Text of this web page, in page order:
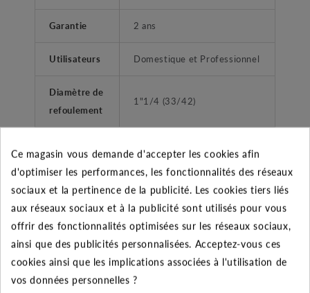
Garantie 2 ans
Utilisateurs Domestique et Professionnel
Diamètre de
refoulement
1"1/4 (33/42)
Type liquide
solides ou abrasifs, non
agressifs.
Application
surpression habitations -
collectivitées
Type de
refoulement
Femelle taraudé
Ce magasin vous demande d'accepter les cookies afin
d'optimiser les performances, les fonctionnalités des réseaux
sociaux et la pertinence de la publicité. Les cookies tiers liés
aux réseaux sociaux et à la publicité sont utilisés pour vous
offrir des fonctionnalités optimisées sur les réseaux sociaux,
ainsi que des publicités personnalisées. Acceptez-vous ces
cookies ainsi que les implications associées à l'utilisation de
vos données personnelles ?